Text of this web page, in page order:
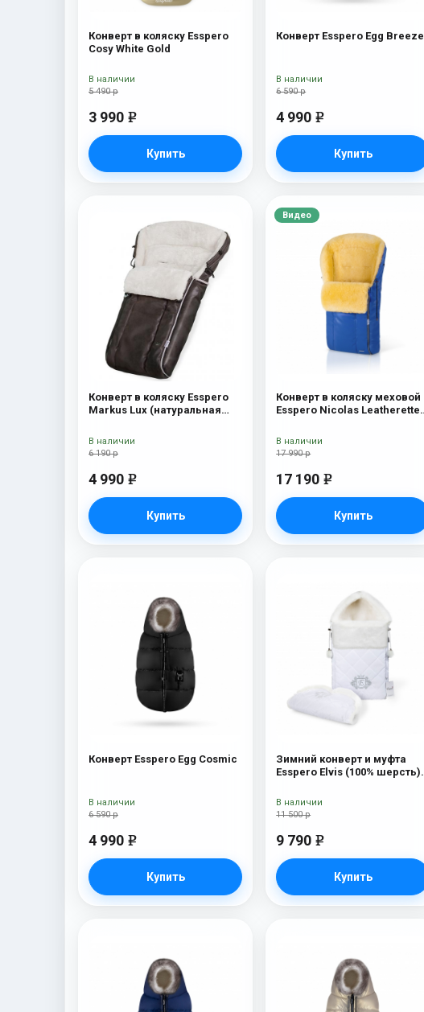
Конверт в коляску Esspero
Cosy White Gold
5 490 р
3 990 e
Купить
В наличии
Конверт Esspero Egg Breeze
6 590 р
4 990 e
Купить
В наличии
Конверт в коляску Esspero
Markus Lux (натуральная
6 190 р
4 990 e
Купить
В наличии
Видео
Конверт в коляску меховой
Esspero Nicolas Leatherette
17 990 р
17 190 e
Купить
В наличии
Конверт Esspero Egg Cosmic
6 590 р
4 990 e
Купить
В наличии
Зимний конверт и муфта
Esspero Elvis (100% шерсть)
11 500 р
9 790 e
Купить
В наличии